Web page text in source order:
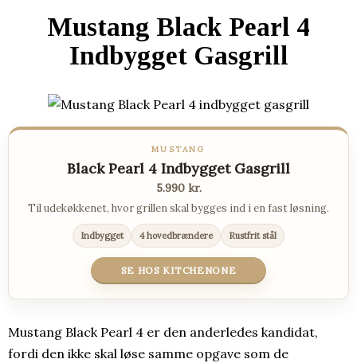
Mustang Black Pearl 4
Indbygget Gasgrill
MUSTANG
Black Pearl 4 Indbygget Gasgrill
5.990 kr.
Til udekøkkenet, hvor grillen skal bygges ind i en fast løsning.
Indbygget 4 hovedbrændere Rustfrit stål
SE HOS KITCHENONE
Mustang Black Pearl 4 er den anderledes kandidat,
fordi den ikke skal løse samme opgave som de